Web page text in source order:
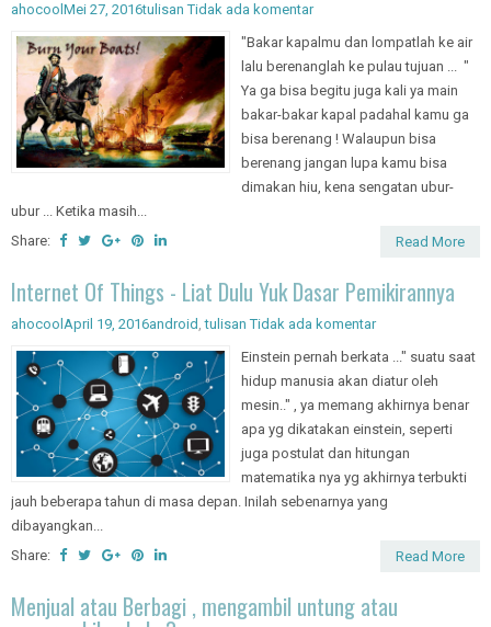
ahocool Mei 27, 2016tulisan Tidak ada komentar
"Bakar kapalmu dan lompatlah ke air
lalu berenanglah ke pulau tujuan ... "
Ya ga bisa begitu juga kali ya main
bakar-bakar kapal padahal kamu ga
bisa berenang ! Walaupun bisa
berenang jangan lupa kamu bisa
dimakan hiu, kena sengatan ubur-
ubur ... Ketika masih...
Share:
Read More
Internet Of Things - Liat Dulu Yuk Dasar Pemikirannya
ahocool April 19, 2016android ,tulisan Tidak ada komentar
Einstein pernah berkata ..." suatu saat
hidup manusia akan diatur oleh
mesin.." , ya memang akhirnya benar
apa yg dikatakan einstein, seperti
juga postulat dan hitungan
matematika nya yg akhirnya terbukti
jauh beberapa tahun di masa depan. Inilah sebenarnya yang
dibayangkan...
Share:
Read More
Menjual atau Berbagi , mengambil untung atau